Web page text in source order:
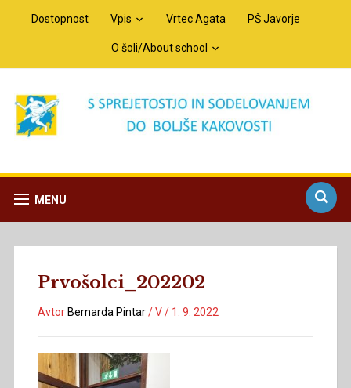
Dostopnost Vpis Vrtec Agata PŠ Javorje
O šoli/About school
MENU
Prvošolci_202202
Avtor Bernarda Pintar/V/ 1. 9. 2022